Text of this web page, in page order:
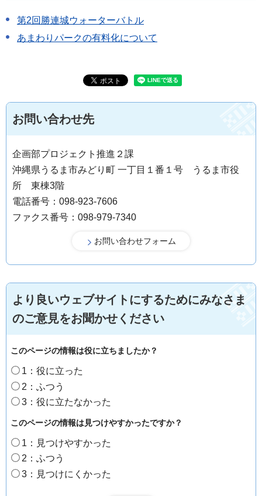
第2回勝連城ウォーターバトル
あまわりパークの有料化について
お問い合わせ先
企画部プロジェクト推進２課
沖縄県うるま市みどり町 一丁目１番１号 うるま市役
所 東棟3階
電話番号：098-923-7606
ファクス番号：098-979-7340
より良いウェブサイトにするためにみなさま
のご意見をお聞かせください
このページの情報は役に立ちましたか？
1：役に立った
2：ふつう
3：役に立たなかった
このページの情報は見つけやすかったですか？
1：見つけやすかった
2：ふつう
3：見つけにくかった